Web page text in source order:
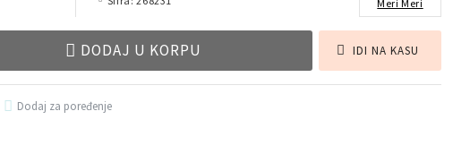
Meri Meri
DODAJ U KORPU IDI NA KASU
Dodaj za poređenje